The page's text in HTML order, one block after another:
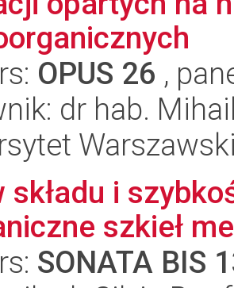
OPUS 26 ,
dr hab.
składu i
szkieł
SONATA BIS